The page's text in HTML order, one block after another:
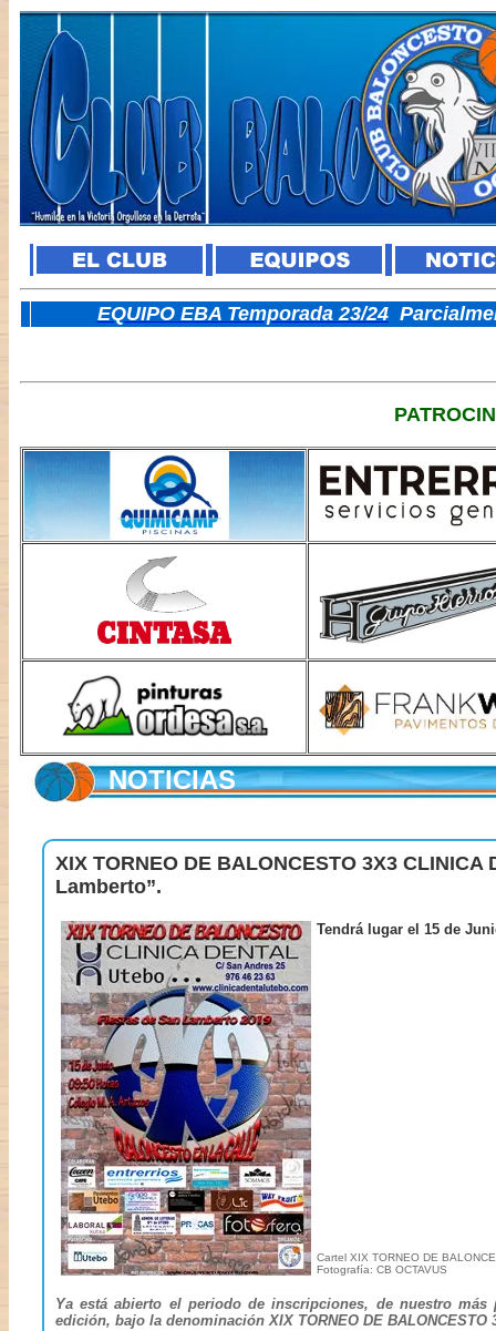
EQUIPO EBA Temporada 23/24
NOTICIAS
XIX TORNEO DE BALONCESTO 3X3
Lamberto”.
Tendrá lugar el 15 de
Cartel XIX TORNEO DE
Fotografía: CB OCTAVUS
Ya está abierto el periodo de inscripciones, de nuestro
edición, bajo la denominación XIX TORNEO DE BALONCESTO